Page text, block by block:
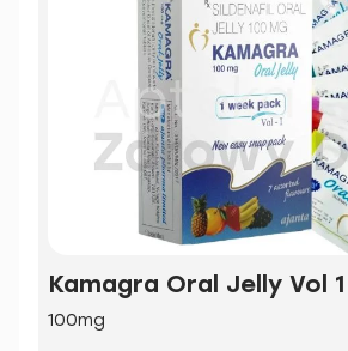
Kamagra Oral Jelly Vol 1
100mg